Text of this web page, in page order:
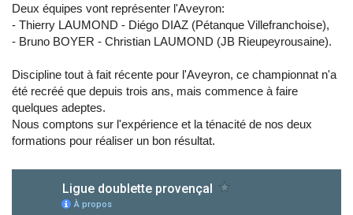
Deux équipes vont représenter l'Aveyron:
- Thierry LAUMOND - Diégo DIAZ (Pétanque Villefranchoise),
- Bruno BOYER - Christian LAUMOND (JB Rieupeyrousaine).
Discipline tout à fait récente pour l'Aveyron, ce championnat n'a
été recréé que depuis trois ans, mais commence à faire
quelques adeptes.
Nous comptons sur l'expérience et la ténacité de nos deux
formations pour réaliser un bon résultat.